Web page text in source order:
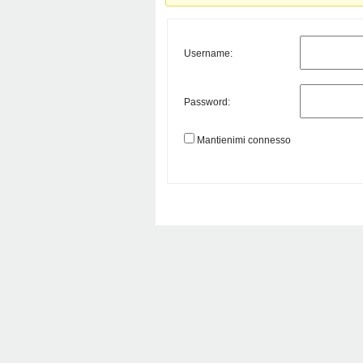
Username:
Password:
Mantienimi connesso